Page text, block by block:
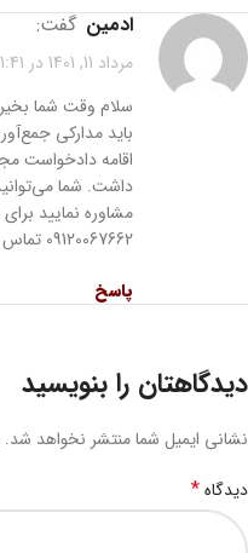
ادمین گفت:
مرداد 11, 1401 در 11:41 ق.ظ
سلام وقت شما بخیر
باید مدارکی
اقامه دادخواست
داشت. شما
مشاوره نمایید
09120067662 تماس حاصل فرمایید.
پاسخ
دیدگاهتان را بنویسید
نشانی ایمیل شما منتشر نخواهد شد.
دیدگاه*